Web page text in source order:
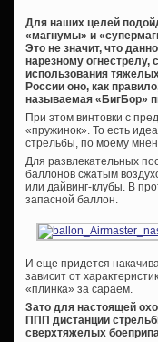
Для наших целей
«магнумы» и
Это не значит, что
нарезному огнестрелу,
использования
России оно, как
называемая «БигБор»
При этом винтовки с
«пружинок». То есть
стрельбы, по моему
Для развлекательных
баллонов сжатым
или дайвинг-клубы. В
запасной баллон.
И еще придется
зависит от
«плинка» за сараем.
Зато для настоящей
ППП дистанции
сверхтяжелых